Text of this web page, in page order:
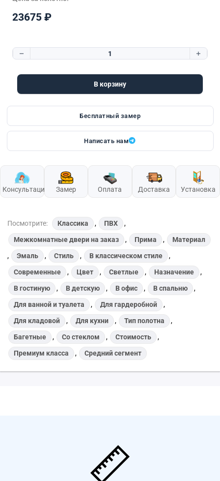
23675 ₽
Количество товара Prima 2 | остекленная
В корзину
Бесплатный замер
Написать нам
Консультация Замер Оплата Доставка Установка
Посмотрите: Классика , ПВХ ,
Межкомнатные двери на заказ , Прима , Материал
, Эмаль , Стиль , В классическом стиле ,
Современные , Цвет , Светлые , Назначение ,
В гостиную , В детскую , В офис , В спальню ,
Для ванной и туалета , Для гардеробной ,
Для кладовой , Для кухни , Тип полотна ,
Багетные , Со стеклом , Стоимость ,
Премиум класса , Средний сегмент